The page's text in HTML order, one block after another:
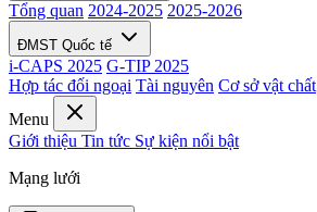
Tổng quan 2024-2025 2025-2026
ĐMST Quốc tế
i-CAPS 2025 G-TIP 2025
Hợp tác đối ngoại Tài nguyên Cơ sở vật chất
Menu
Giới thiệu Tin tức Sự kiện nổi bật
Mạng lưới